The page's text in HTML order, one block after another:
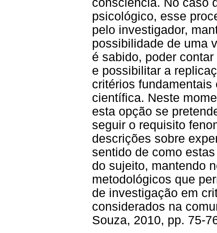
consciência. No caso
psicológico, esse
pelo investigador,
possibilidade de uma
é sabido, poder
e possibilitar a
critérios
científica. Neste
esta opção se
seguir o requisito
descrições sobre
sentido de como
do sujeito, mantendo
metodológicos que
de investigação em
considerados na
Souza, 2010, pp. 75-